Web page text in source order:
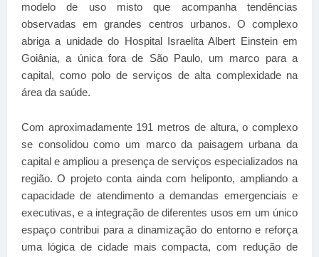
modelo de uso misto que acompanha tendências
observadas em grandes centros urbanos. O complexo
abriga a unidade do Hospital Israelita Albert Einstein em
Goiânia, a única fora de São Paulo, um marco para a
capital, como polo de serviços de alta complexidade na
área da saúde.
Com aproximadamente 191 metros de altura, o complexo
se consolidou como um marco da paisagem urbana da
capital e ampliou a presença de serviços especializados na
região. O projeto conta ainda com heliponto, ampliando a
capacidade de atendimento a demandas emergenciais e
executivas, e a integração de diferentes usos em um único
espaço contribui para a dinamização do entorno e reforça
uma lógica de cidade mais compacta, com redução de